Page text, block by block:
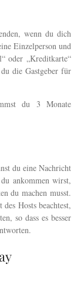
wenn du dich
Einzelperson und
oder „Kreditkarte“
die Gastgeber für
du 3 Monate
du eine Nachricht
ankommen wirst,
du machen musst.
Hosts beachtest,
so dass es besser